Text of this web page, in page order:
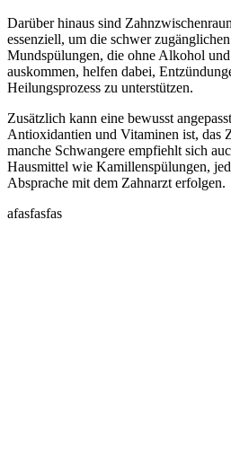
Darüber hinaus sind
essenziell, um die schwer
Mundspülungen, die ohne Alkohol
auskommen, helfen dabei,
Heilungsprozess zu unterstützen.
Zusätzlich kann eine bewusst
Antioxidantien und Vitaminen ist, das
manche Schwangere empfiehlt sich
Hausmittel wie Kamillenspülungen,
Absprache mit dem Zahnarzt erfolgen.
afasfasfas